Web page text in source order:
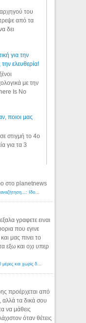
του
από τα
δει
για την
ελευθερία!
με την
Is No
ποιοι μας
στιγμή το 4ο
για τα 3
στο planetnews
Λόγιος Ερμής | Η γνώση ξεκινάει με την αναζήτηση...: Ιδού οι 18 που χρωστούν 11 δις ευρώ!
γραφετε ειναι
που εγινε
μας πινει το
εξω και οχι υπερ
Εφορία: Κατάσχονται όλα ύστερα από 30 μέρες και χωρίς δικαστικές αποφάσεις - Λόγιος Ερμής
προέρχεται από
τα δικά σου
να μάθεις
όταν θέτεις